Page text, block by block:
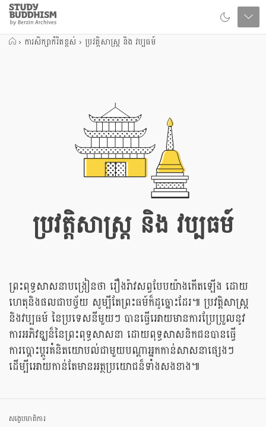
Close
Study
Buddhism
Home
› ការសិក្សាកំរិតខ្ពស់ › ប្រវត្តិសាស្រ្ត និង វប្បធម៍
ប្រវត្តិសាស្រ្ត និង វប្បធម៍
ព្រះពុទ្ធសាសនាបង្រៀនថា រឿងរ៉ាវសព្វបែបយ៉ាងកើតឡើង ដោយ
ហេតុនិងផលជាបច្ច័យ សូម្បីតែព្រះធម៍ក៏ដូច្នោះដែរ៕ ប្រវតិ្តសាស្រ្ត
និងវប្បធម៍ នៃប្រទេសនីមួយៗ បានធ្វើអោយមានការប្រែប្រួលនូវ
ការអភិវឌ្ឃន៏នៃព្រះពុទ្ធសាសនា ដោយពុទ្ធសាសនិកជនបានធ្វើ
ការប្តោះប្តូរគំនិតយោបល់ជាមួយបណ្តាអ្នកកាន់សាសនាផ្សេងៗ
ដើម្បីអោយកាន់តែមានអត្ថប្រយោជន៏ទាំងសងខាង៕
សង្ខេបមាតិការ